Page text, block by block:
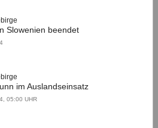
Slowenien beendet
im Auslandseinsatz
05:00 UHR